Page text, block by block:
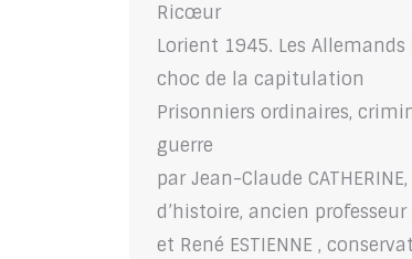
Ricœur
Lorient 1945. Les Allemands
choc de la capitulation
Prisonniers ordinaires,
guerre
par Jean-Claude
d’histoire, ancien
et René ESTIENNE ,